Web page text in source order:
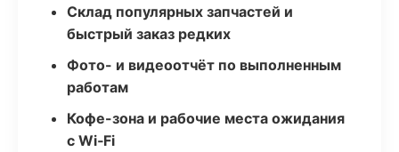
Склад популярных запчастей и
быстрый заказ редких
Фото- и видеоотчёт по выполненным
работам
Кофе-зона и рабочие места ожидания
с Wi‑Fi